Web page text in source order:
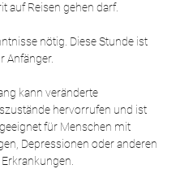
auf Reisen gehen darf.
nötig. Diese Stunde ist
Anfänger.
kann veränderte
hervorrufen und ist
für Menschen mit
Depressionen oder anderen